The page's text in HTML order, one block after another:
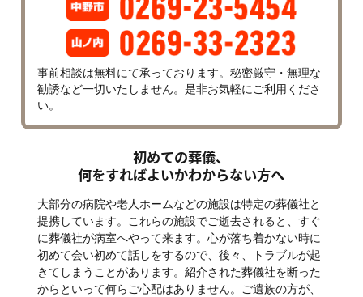
事前相談は無料にて承っております。秘密厳守・無理な
勧誘など一切いたしません。是非お気軽にご利用くださ
い。
初めての葬儀、
何をすればよいかわからない方へ
大部分の病院や老人ホームなどの施設は特定の葬儀社と
提携しています。これらの施設でご逝去されると、すぐ
に葬儀社が病室へやって来ます。心が落ち着かない時に
初めて会い初めて話しをするので、後々、トラブルが起
きてしまうことがあります。紹介された葬儀社を断った
からといって何らご心配はありません。ご遺族の方が、
ベルホール吉池 山ノ内会館
ベルハウス アスビーリビング
ベルハウスレストラン トゥーパパロミオ